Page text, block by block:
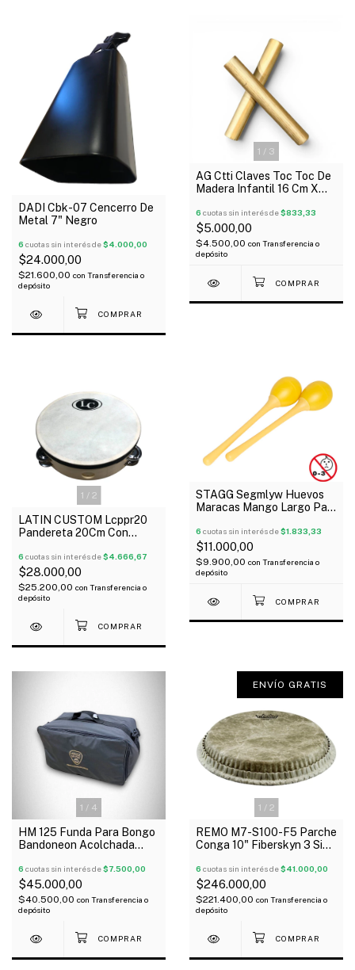
DADI Cbk-07 Cencerro De
Metal 7" Negro
6 cuotas sin interés de$4.000,00
$24.000,00
$21.600,00 con Transferencia o
depósito
1 / 3
AG Ctti Claves Toc Toc De
Madera Infantil 16 Cm X
6 cuotas sin interés de$833,33
$5.000,00
$4.500,00 con Transferencia o
depósito
1 / 2
LATIN CUSTOM Lcppr20
Pandereta 20Cm Con
6 cuotas sin interés de$4.666,67
$28.000,00
$25.200,00 con Transferencia o
depósito
STAGG Segmlyw Huevos
Maracas Mango Largo Par
6 cuotas sin interés de$1.833,33
$11.000,00
$9.900,00 con Transferencia o
depósito
1 / 4
HM 125 Funda Para Bongo
Bandoneon Acolchada
6 cuotas sin interés de$7.500,00
$45.000,00
$40.500,00 con Transferencia o
depósito
1 / 2
ENVÍO GRATIS
REMO M7-S100-F5 Parche
Conga 10" Fiberskyn 3 Simil
6 cuotas sin interés de$41.000,00
$246.000,00
$221.400,00 con Transferencia o
depósito